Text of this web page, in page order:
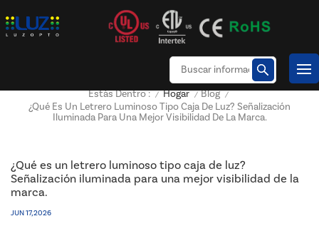
Estás Dentro : / Hogar / Blog /
¿Qué Es Un Letrero Luminoso Tipo Caja De Luz? Señalización
Iluminada Para Una Mejor Visibilidad De La Marca.
¿Qué es un letrero luminoso tipo caja de luz?
Señalización iluminada para una mejor visibilidad de la
marca.
JUN 17, 2026